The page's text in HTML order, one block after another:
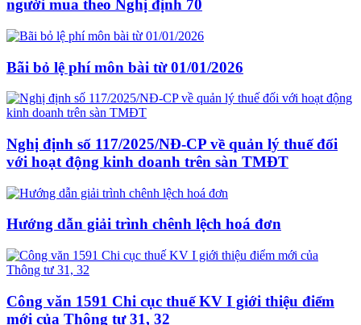
người mua theo Nghị định 70
Bãi bỏ lệ phí môn bài từ 01/01/2026
Nghị định số 117/2025/NĐ-CP về quản lý thuế đối
với hoạt động kinh doanh trên sàn TMĐT
Hướng dẫn giải trình chênh lệch hoá đơn
Công văn 1591 Chi cục thuế KV I giới thiệu điểm
mới của Thông tư 31, 32